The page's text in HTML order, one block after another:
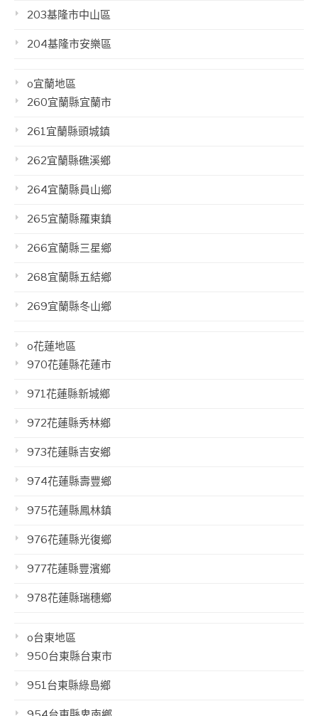
203基隆市中山區
204基隆市安樂區
o宜蘭地區
260宜蘭縣宜蘭市
261宜蘭縣頭城鎮
262宜蘭縣礁溪鄉
264宜蘭縣員山鄉
265宜蘭縣羅東鎮
266宜蘭縣三星鄉
268宜蘭縣五結鄉
269宜蘭縣冬山鄉
o花蓮地區
970花蓮縣花蓮市
971花蓮縣新城鄉
972花蓮縣秀林鄉
973花蓮縣吉安鄉
974花蓮縣壽豐鄉
975花蓮縣鳳林鎮
976花蓮縣光復鄉
977花蓮縣豐濱鄉
978花蓮縣瑞穗鄉
o台東地區
950台東縣台東市
951台東縣綠島鄉